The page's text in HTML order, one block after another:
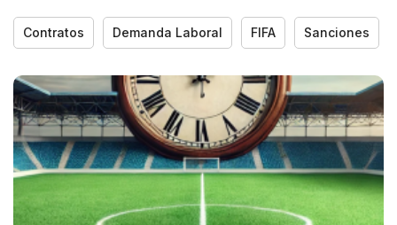
Contratos Demanda Laboral FIFA Sanciones